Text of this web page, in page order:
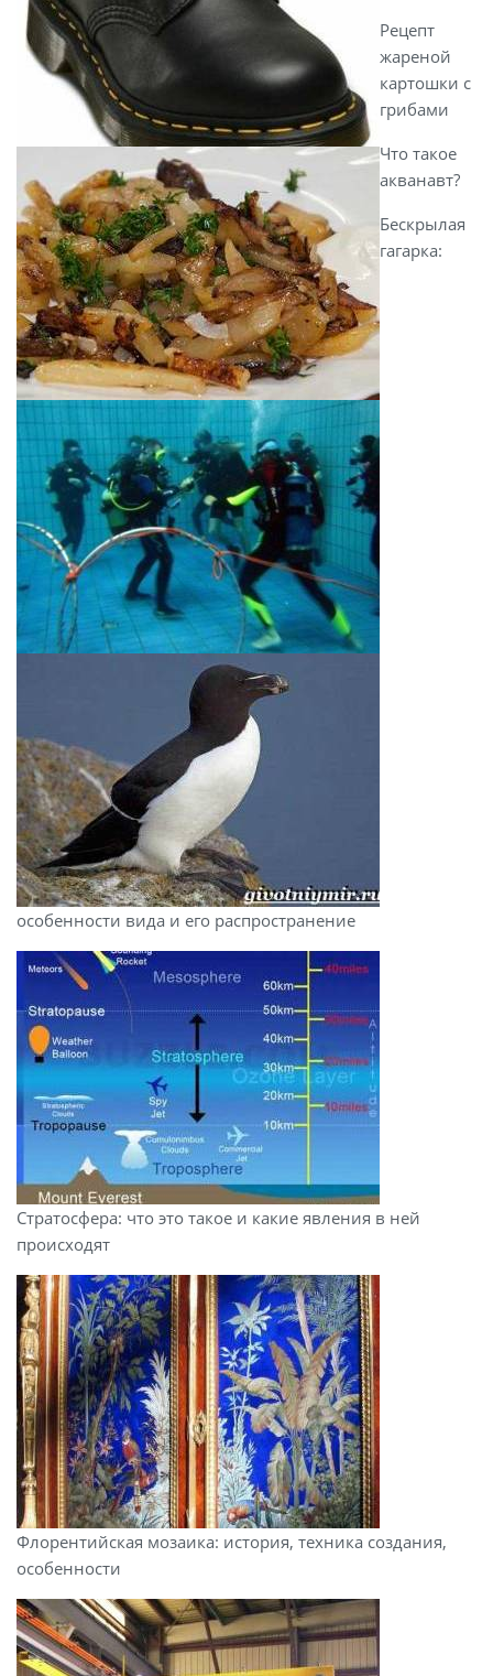
Рецепт
жареной
картошки с
грибами
Что такое
акванавт?
Бескрылая
гагарка:
особенности вида и его распространение
Стратосфера: что это такое и какие явления в ней
происходят
Флорентийская мозаика: история, техника создания,
особенности